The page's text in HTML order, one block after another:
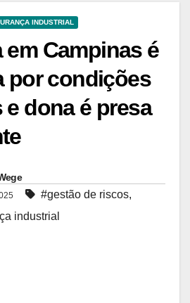
INDUSTRIAL
em Campinas é
por condições
dona é presa
#gestão de riscos,
industrial